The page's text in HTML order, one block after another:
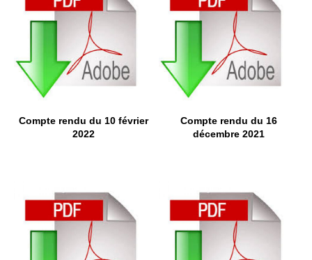
Compte rendu du 10 février
2022
Compte rendu du 16
décembre 2021